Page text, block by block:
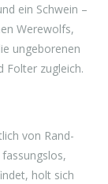
ein Schwein –
Werewolfs,
ungeborenen
Folter zugleich.
von Rand-
holt sich